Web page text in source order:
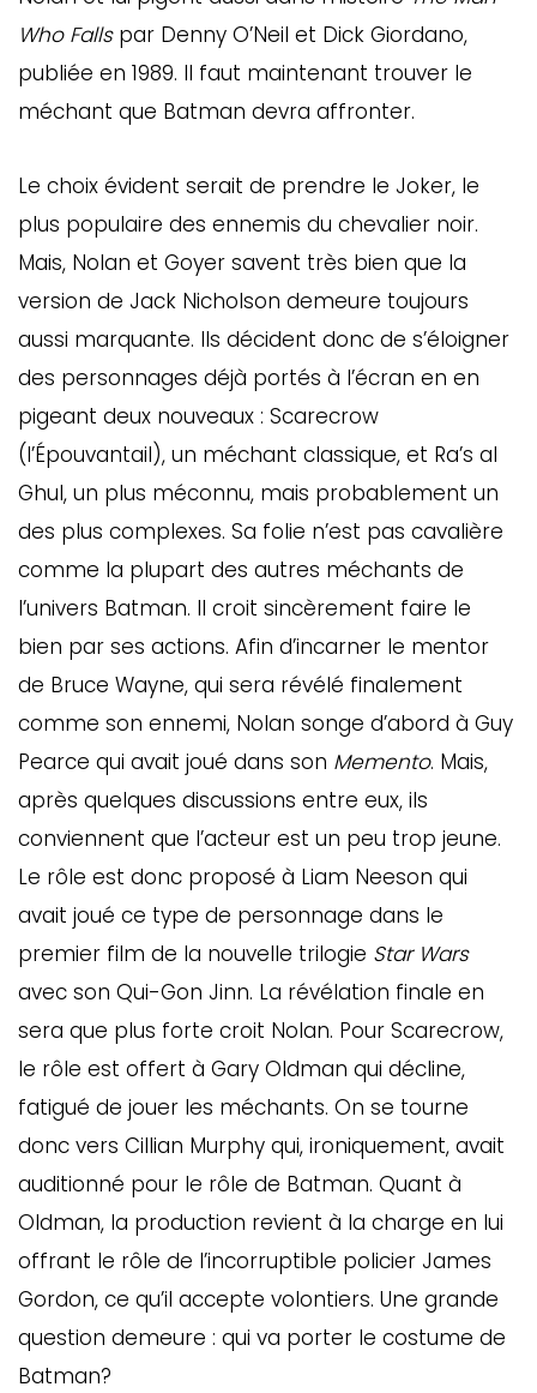
Who Fallspar Denny O’Neil et Dick Giordano,
publiée en 1989. Il faut maintenant trouver le
méchant que Batman devra affronter.
Le choix évident serait de prendre le Joker, le
plus populaire des ennemis du chevalier noir.
Mais, Nolan et Goyer savent très bien que la
version de Jack Nicholson demeure toujours
aussi marquante. Ils décident donc de s’éloigner
des personnages déjà portés à l’écran en en
pigeant deux nouveaux : Scarecrow
(l’Épouvantail), un méchant classique, et Ra’s al
Ghul, un plus méconnu, mais probablement un
des plus complexes. Sa folie n’est pas cavalière
comme la plupart des autres méchants de
l’univers Batman. Il croit sincèrement faire le
bien par ses actions. Afin d’incarner le mentor
de Bruce Wayne, qui sera révélé finalement
comme son ennemi, Nolan songe d’abord à Guy
Pearce qui avait joué dans son Memento. Mais,
après quelques discussions entre eux, ils
conviennent que l’acteur est un peu trop jeune.
Le rôle est donc proposé à Liam Neeson qui
avait joué ce type de personnage dans le
premier film de la nouvelle trilogie Star Wars
avec son Qui-Gon Jinn. La révélation finale en
sera que plus forte croit Nolan. Pour Scarecrow,
le rôle est offert à Gary Oldman qui décline,
fatigué de jouer les méchants. On se tourne
donc vers Cillian Murphy qui, ironiquement, avait
auditionné pour le rôle de Batman. Quant à
Oldman, la production revient à la charge en lui
offrant le rôle de l’incorruptible policier James
Gordon, ce qu’il accepte volontiers. Une grande
question demeure : qui va porter le costume de
Batman?